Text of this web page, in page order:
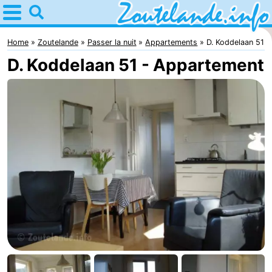
Home
Zoutelande
Astuces
Langstraat
Webcam
la
nuit
Appartements
-
Home Zoutelande Passer la nuit Appartements D. Koddelaan 51
D. Koddelaan 51 - Appartement